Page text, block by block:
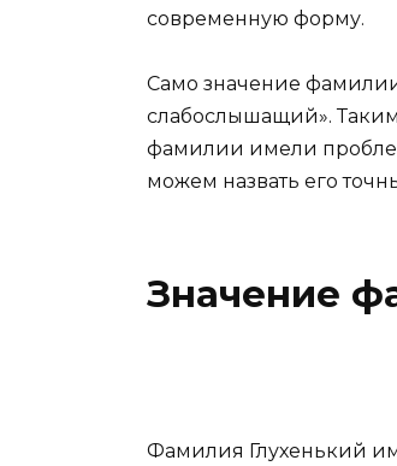
современную форму.
Само значение
слабослышащий».
фамилии имели
можем назвать его
Значение
Фамилия Глухенький